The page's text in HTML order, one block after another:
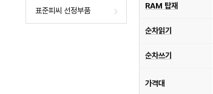
표준피씨 선정부품
RAM 탑재
순차읽기
순차쓰기
가격대